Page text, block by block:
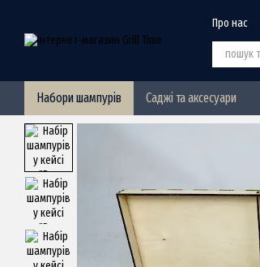
Про нас
Набори шампурів Саджі та аксесуари